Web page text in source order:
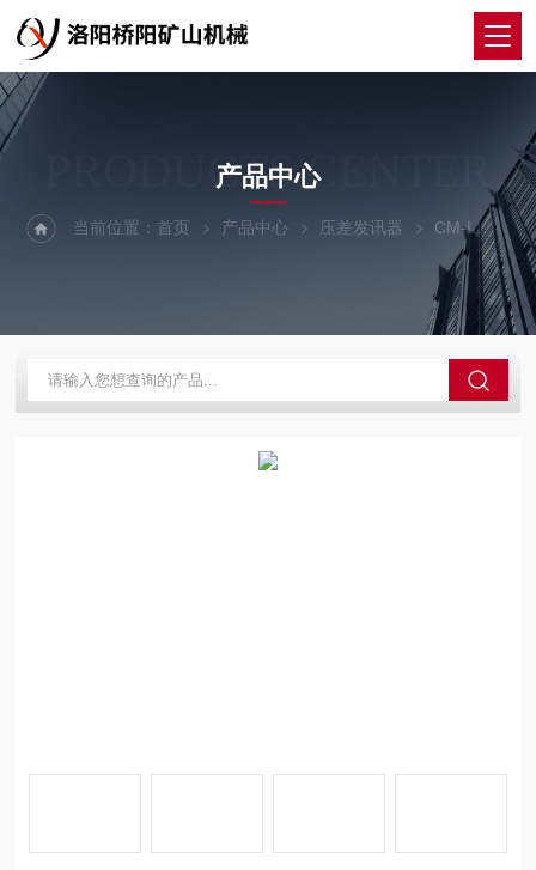
PRODUCTS CENTER
产品中心
当前位置：首页 产品中心 压差发讯器 CM-I 提